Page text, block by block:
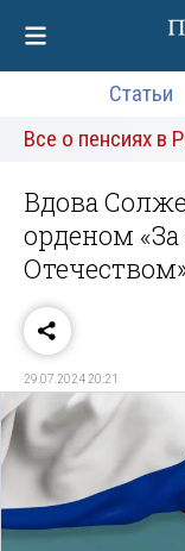
Статьи
Все о пенсиях в
Вдова
орденом «За
29.07.2024 20:21